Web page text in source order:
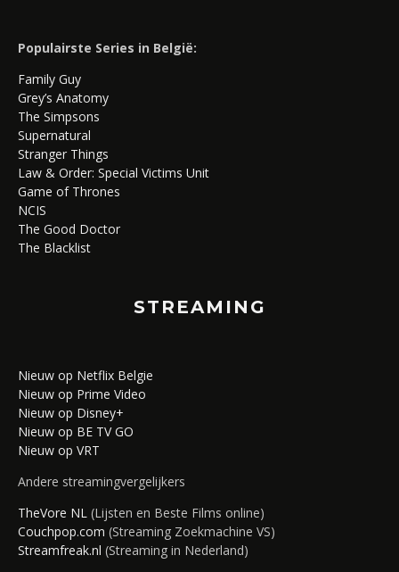
Populairste Series in België:
Family Guy
Grey’s Anatomy
The Simpsons
Supernatural
Stranger Things
Law & Order: Special Victims Unit
Game of Thrones
NCIS
The Good Doctor
The Blacklist
STREAMING
Nieuw op Netflix Belgie
Nieuw op Prime Video
Nieuw op Disney+
Nieuw op BE TV GO
Nieuw op VRT
Andere streamingvergelijkers
TheVore NL (Lijsten en Beste Films online)
Couchpop.com (Streaming Zoekmachine VS)
Streamfreak.nl (Streaming in Nederland)